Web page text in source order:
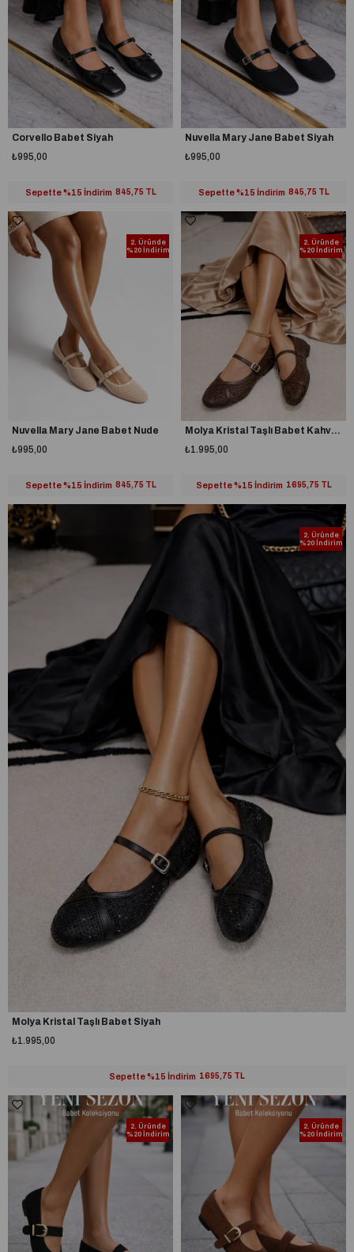
Corvello Babet Siyah
₺995,00
Sepette %15 İndirim 845,75 TL
Nuvella Mary Jane Babet Siyah
₺995,00
Sepette %15 İndirim 845,75 TL
2. Üründe
%20 İndirim
Nuvella Mary Jane Babet Nude
₺995,00
Sepette %15 İndirim 845,75 TL
2. Üründe
%20 İndirim
Molya Kristal Taşlı Babet Kahverengi
₺1.995,00
Sepette %15 İndirim 1695,75 TL
2. Üründe
%20 İndirim
Molya Kristal Taşlı Babet Siyah
₺1.995,00
Sepette %15 İndirim 1695,75 TL
2. Üründe
%20 İndirim
2. Üründe
%20 İndirim